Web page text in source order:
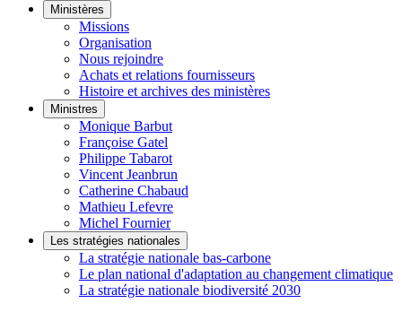
Ministères
Missions
Organisation
Nous rejoindre
Achats et relations fournisseurs
Histoire et archives des ministères
Ministres
Monique Barbut
Françoise Gatel
Philippe Tabarot
Vincent Jeanbrun
Catherine Chabaud
Mathieu Lefevre
Michel Fournier
Les stratégies nationales
La stratégie nationale bas-carbone
Le plan national d'adaptation au changement climatique
La stratégie nationale biodiversité 2030